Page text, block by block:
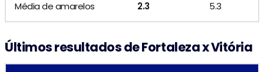
Média de amarelos 2.3 5.3
Últimos resultados de Fortaleza x Vitória